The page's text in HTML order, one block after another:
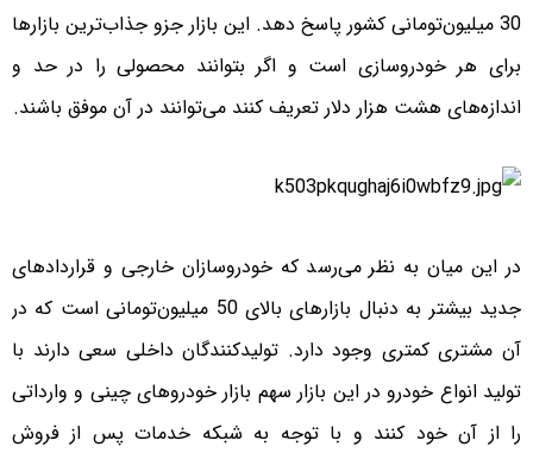
30 میلیون‌تومانی کشور پاسخ دهد. این بازار جزو جذاب‌ترین بازارها
برای هر خودروسازی است و اگر بتوانند محصولی را در حد و
اندازه‌های هشت هزار دلار تعریف کنند می‌توانند در آن موفق باشند.
در این میان به نظر می‌رسد که خودروسازان خارجی و قراردادهای
جدید بیشتر به دنبال بازارهای بالای 50 میلیون‌تومانی است که در
آن مشتری کمتری وجود دارد. تولیدکنندگان داخلی سعی دارند با
تولید انواع خودرو در این بازار سهم بازار خودروهای چینی و وارداتی
را از آن خود کنند و با توجه به شبکه خدمات پس از فروش